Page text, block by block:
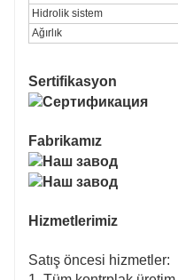
Hidrolik sistem
Ağırlık
Sertifikasyon
Fabrikamız
Hizmetlerimiz
Satış öncesi hizmetler: